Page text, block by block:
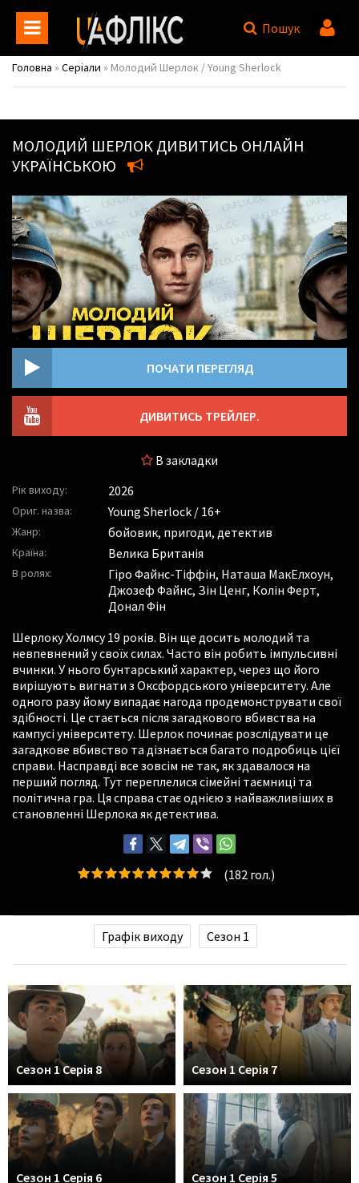
Пошук
Головна » Серіали » Молодий Шерлок / Young Sherlock
МОЛОДИЙ ШЕРЛОК ДИВИТИСЬ ОНЛАЙН
УКРАЇНСЬКОЮ
ПОЧАТИ ПЕРЕГЛЯД
ДИВИТИСЬ ТРЕЙЛЕР.
В закладки
Рік виходу: 2026
Ориг. назва: Young Sherlock / 16+
Жанр: бойовик, пригоди, детектив
Країна: Велика Британія
В ролях: Гіро Файнс-Тіффін, Наташа МакЕлхоун,
Джозеф Файнс, Зін Ценг, Колін Ферт,
Донал Фін
Шерлоку Холмсу 19 років. Він ще досить молодий та
невпевнений у своїх силах. Часто він робить імпульсивні
вчинки. У нього бунтарський характер, через що його
вирішують вигнати з Оксфордського університету. Але
одного разу йому випадає нагода продемонструвати свої
здібності. Це стається після загадкового вбивства на
кампусі університету. Шерлок починає розслідувати це
загадкове вбивство та дізнається багато подробиць цієї
справи. Насправді все зовсім не так, як здавалося на
перший погляд. Тут переплелися сімейні таємниці та
політична гра. Ця справа стає однією з найважливіших в
становленні Шерлока як детектива.
(182гол.)
Графік виходу Сезон 1
Сезон 1 Серія 8 Сезон 1 Серія 7
Сезон 1 Серія 6 Сезон 1 Серія 5